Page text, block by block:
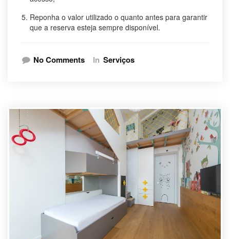
Reponha o valor utilizado o quanto antes para garantir
que a reserva esteja sempre disponível.
No Comments In Serviços